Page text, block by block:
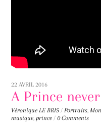
22 AVRIL 2016
A Prince
Véronique LE BRIS / Portraits,
musique,prince / 0 Comments